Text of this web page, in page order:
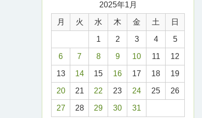
2025年1月
月 火 水 木 金 土 日
1 2 3 4 5
6 7 8 9 10 11 12
13 14 15 16 17 18 19
20 21 22 23 24 25 26
27 28 29 30 31